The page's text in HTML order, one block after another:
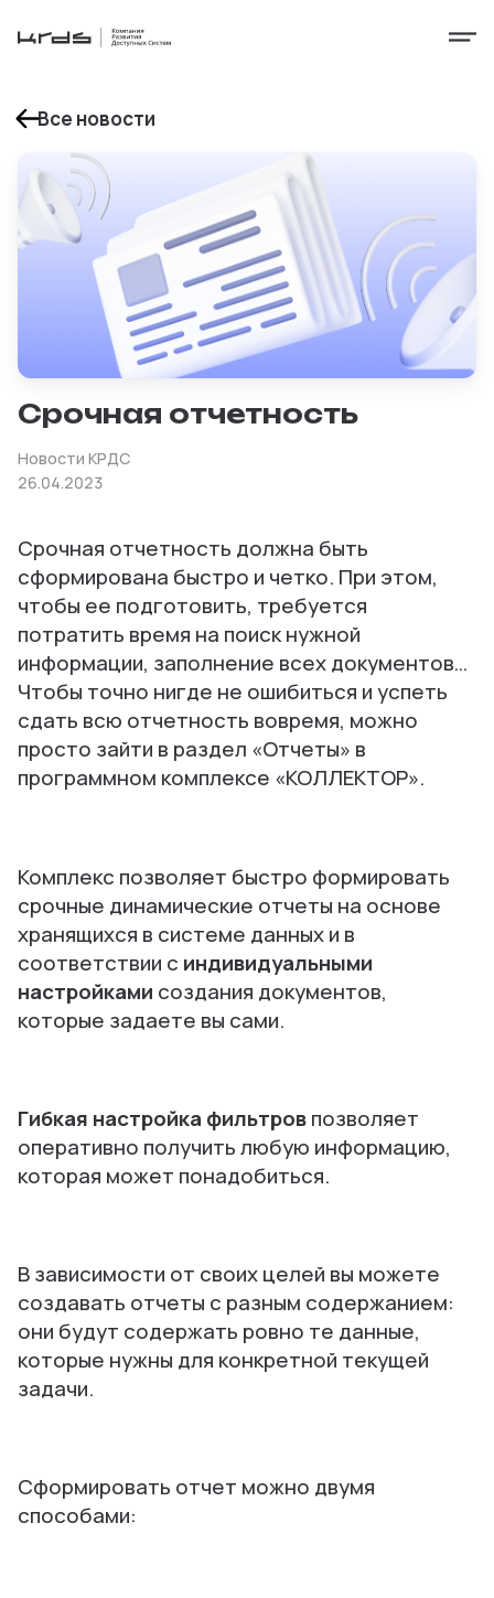
Все новости
Срочная отчетность
Новости КРДС
26.04.2023
Срочная отчетность должна быть
сформирована быстро и четко. При этом,
чтобы ее подготовить, требуется
потратить время на поиск нужной
информации, заполнение всех документов…
Чтобы точно нигде не ошибиться и успеть
сдать всю отчетность вовремя, можно
просто зайти в раздел «Отчеты» в
программном комплексе «КОЛЛЕКТОР».
Комплекс позволяет быстро формировать
срочные динамические отчеты на основе
хранящихся в системе данных и в
соответствии с индивидуальными
настройками создания документов,
которые задаете вы сами.
Гибкая настройка фильтровпозволяет
оперативно получить любую информацию,
которая может понадобиться.
В зависимости от своих целей вы можете
создавать отчеты с разным содержанием:
они будут содержать ровно те данные,
которые нужны для конкретной текущей
задачи.
Сформировать отчет можно двумя
способами: